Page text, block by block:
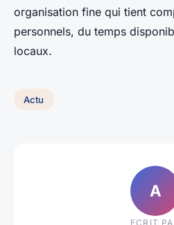
organisation fine qui tient
personnels, du temps
locaux.
Actu
A
ECRIT